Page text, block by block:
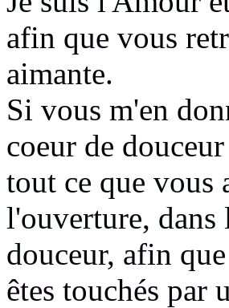
afin que vous
aimante.
Si vous m'en
coeur de douceur
tout ce que vous
l'ouverture, dans
douceur, afin
êtes touchés par